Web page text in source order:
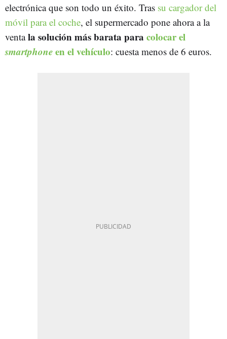
electrónica que son todo un éxito. Tras su cargador del
móvil para el coche, el supermercado pone ahora a la
ventala solución más barata para colocar el
smartphoneen el vehículo: cuesta menos de 6 euros.